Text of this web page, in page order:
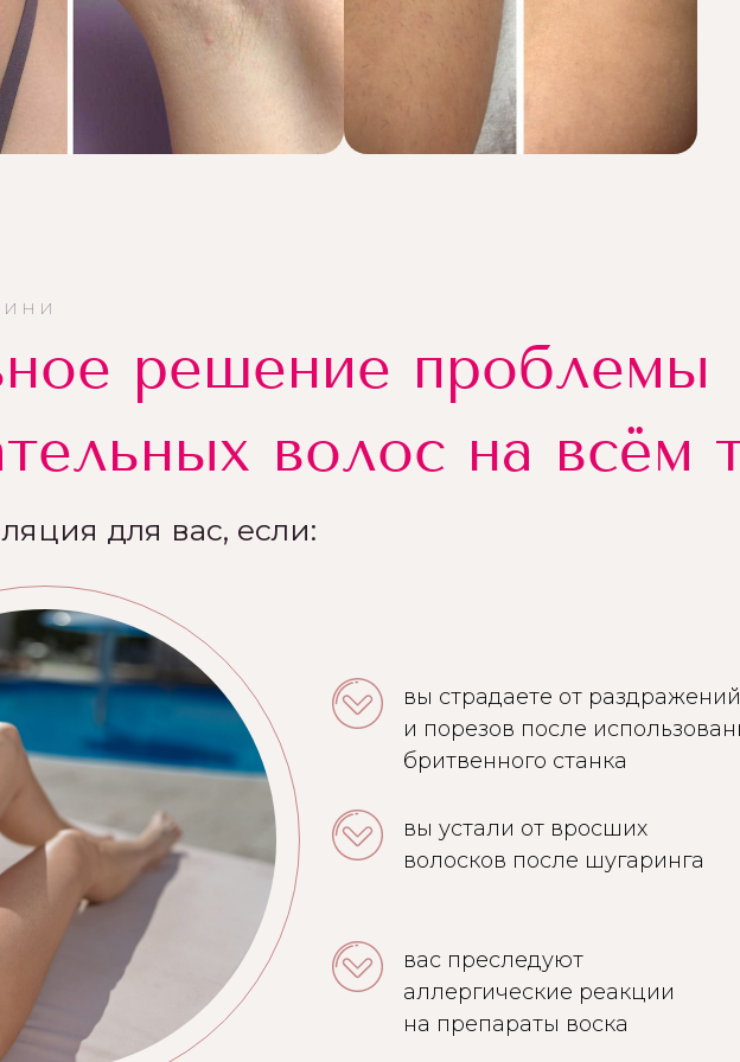
решение проблемы
волос на всём
для вас, если:
вы страдаете от раздражений
и порезов после
бритвенного станка
вы устали от вросших
волосков после шугаринга
вас преследуют
аллергические реакции
на препараты воска